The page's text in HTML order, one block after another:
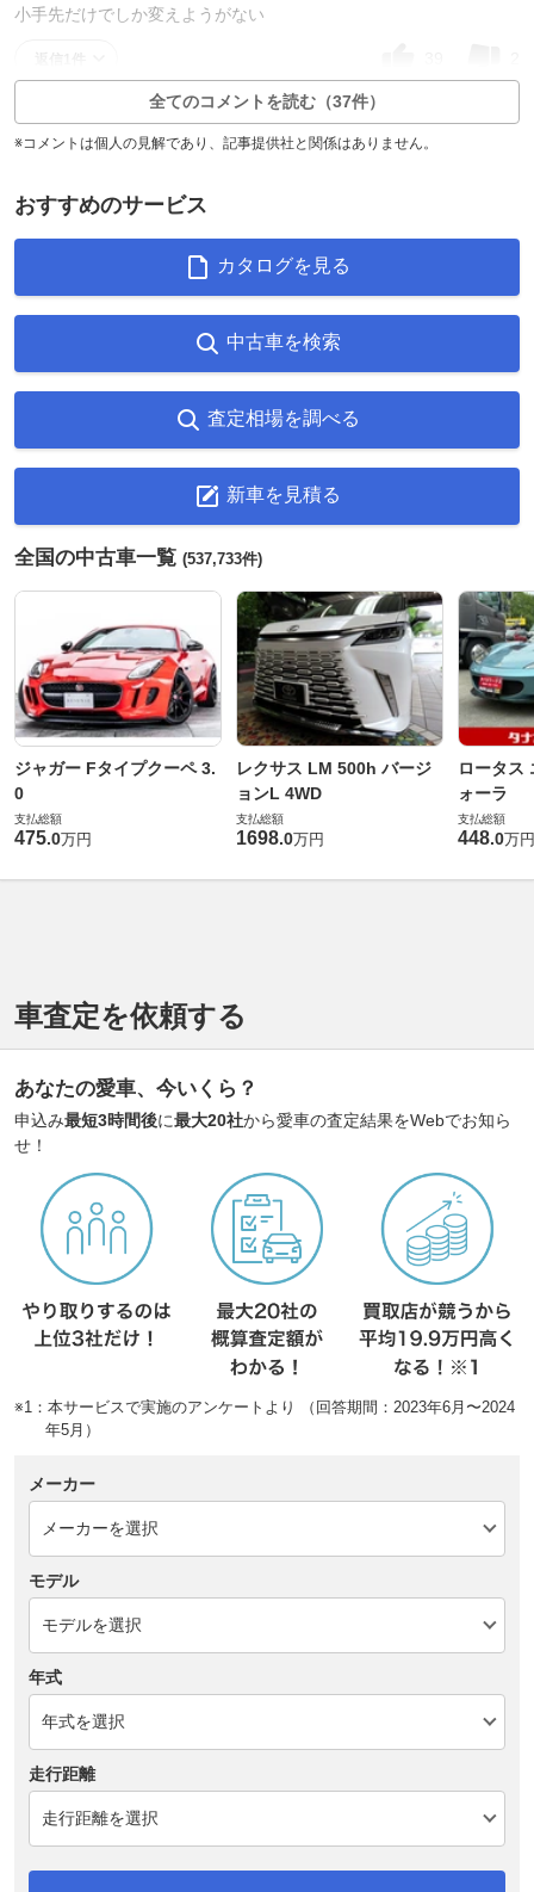
小手先だけでしか変えようがない
全てのコメントを読む（37件）
※コメントは個人の見解であり、記事提供社と関係はありません。
おすすめのサービス
カタログを見る
中古車を検索
査定相場を調べる
新車を見積る
全国の中古車一覧 (537,733件)
ジャガー Fタイプクーペ 3.
0
支払総額
475.0万円
レクサス LM 500h バージ
ョンL 4WD
支払総額
1698.0万円
ロータス
ォーラ
支払総額
448.0万円
車査定を依頼する
あなたの愛車、今いくら？
申込み最短3時間後に最大20社から愛車の査定結果をWebでお知ら
せ！
※1：本サービスで実施のアンケートより （回答期間：2023年6月〜2024
年5月）
メーカー
モデル
年式
走行距離